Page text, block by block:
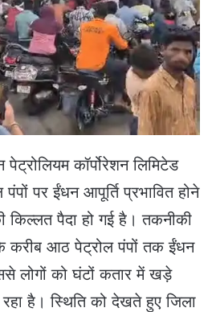
कॉर्पोरेशन लिमिटेड
पर ईंधन आपूर्ति प्रभावित होने
पैदा हो गई है। तकनीकी
करीब आठ पेट्रोल पंपों तक ईंधन
लोगों को घंटों कतार में खड़े
है। स्थिति को देखते हुए जिला